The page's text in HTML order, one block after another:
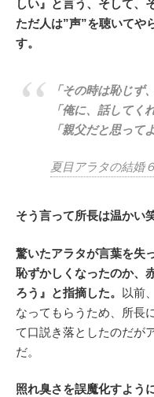
しい』と言う、そして、
ただ人は”声”を聴いてや
す。
「その時は恥じず
「俺に、話してく
「親父だと思って
夏目アラタの結
そう言って所長は温かい
驚いたアラタが言葉を失
恥ずかしくなったのか、
ろう』と指摘した。
以前
なってもらうため、所長
て口説き落としたのだが
だ。
照れ臭さを誤魔化すよう